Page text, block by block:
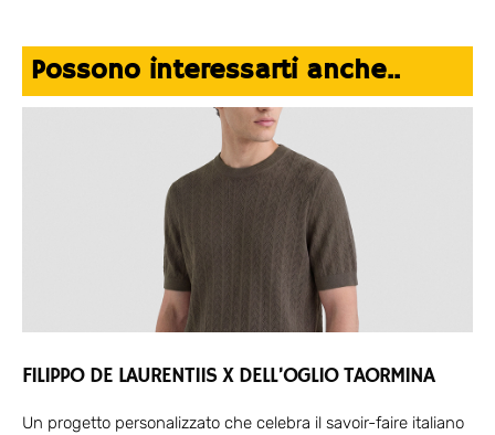
Possono interessarti anche..
FILIPPO DE LAURENTIIS X DELL’OGLIO TAORMINA
Un progetto personalizzato che celebra il savoir-faire italiano